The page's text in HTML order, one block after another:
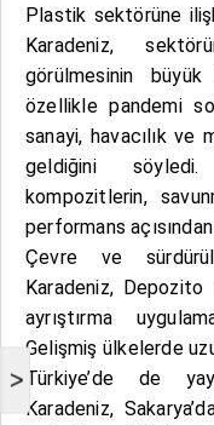
>
Plastik sektörüne
Karadeniz,
görülmesinin
özellikle pandemi
sanayi, havacılık ve
geldiğini
kompozitlerin,
performans
Çevre ve
Karadeniz, Depozito
ayrıştırma
Gelişmiş ülkelerde
Türkiye’de de
Karadeniz,